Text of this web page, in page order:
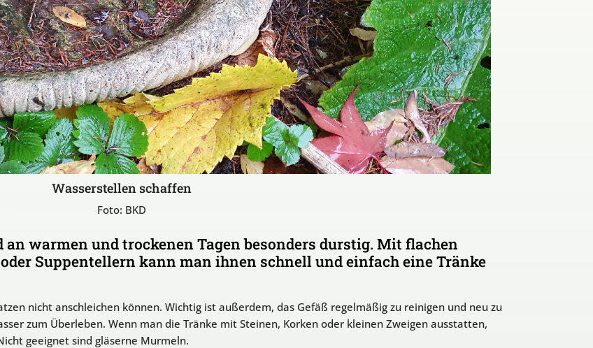
Wasserstellen schaffen
Foto: BKD
warmen und trockenen Tagen besonders durstig. Mit flachen
Suppentellern kann man ihnen schnell und einfach eine Tränke
nicht anschleichen können. Wichtig ist außerdem, das Gefäß regelmäßig zu reinigen und neu zu
zum Überleben. Wenn man die Tränke mit Steinen, Korken oder kleinen Zweigen ausstatten,
geeignet sind gläserne Murmeln.